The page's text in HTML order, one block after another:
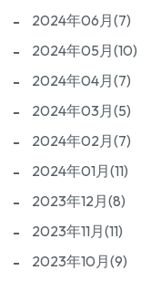
2024年06月(7)
2024年05月(10)
2024年04月(7)
2024年03月(5)
2024年02月(7)
2024年01月(11)
2023年12月(8)
2023年11月(11)
2023年10月(9)